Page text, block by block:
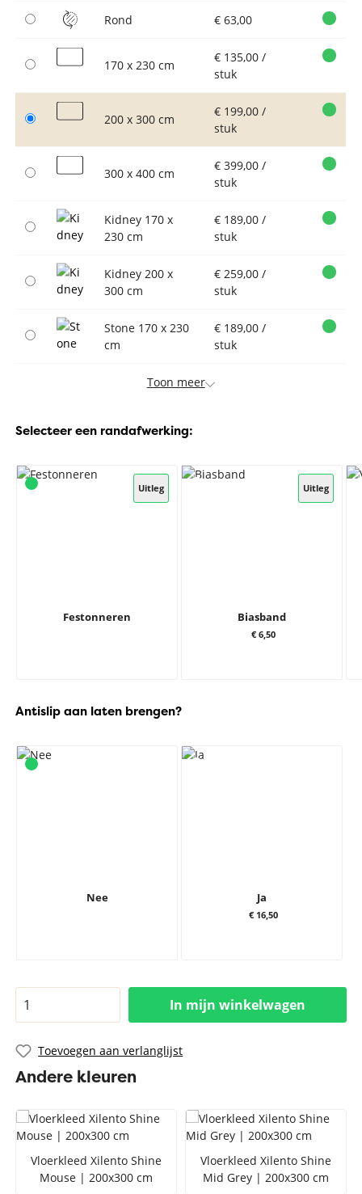
Rond € 63,00
170 x 230 cm
€ 135,00 /
stuk
200 x 300 cm
€ 199,00 /
stuk
300 x 400 cm
€ 399,00 /
stuk
Kidney 170 x
230 cm
€ 189,00 /
stuk
Kidney 200 x
300 cm
€ 259,00 /
stuk
Stone 170 x 230
cm
€ 189,00 /
stuk
Toon meer
Selecteer een randafwerking:
Uitleg
Festonneren
Uitleg
Biasband
€ 6,50
Antislip aan laten brengen?
Nee Ja
€ 16,50
In mijn winkelwagen
Toevoegen aan verlanglijst
Andere kleuren
Vloerkleed Xilento Shine
Mouse | 200x300 cm
Vloerkleed Xilento Shine
Mid Grey | 200x300 cm